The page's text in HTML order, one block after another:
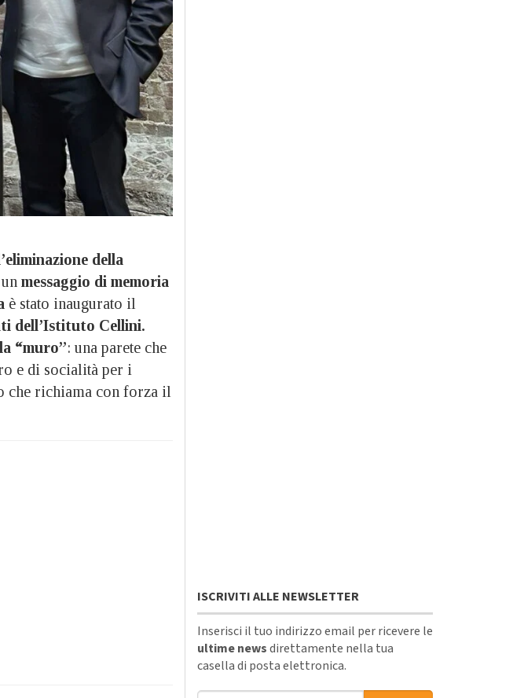
della
messaggio di memoria
è stato inaugurato il
dell’Istituto Cellini.
“muro”: una parete che
e di socialità per i
che richiama con forza il
ISCRIVITI ALLE NEWSLETTER
Inserisci il tuo indirizzo email per ricevere le
ultime newsdirettamente nella tua
casella di posta elettronica.